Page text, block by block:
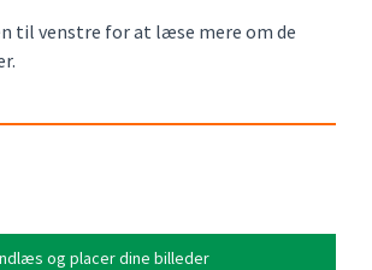
til venstre for at læse mere om de
og placer dine billeder